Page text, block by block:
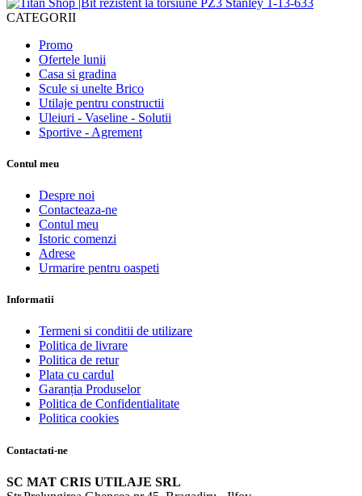
CATEGORII
Promo
Ofertele lunii
Casa si gradina
Scule si unelte Brico
Utilaje pentru constructii
Uleiuri - Vaseline - Solutii
Sportive - Agrement
Contul meu
Despre noi
Contacteaza-ne
Contul meu
Istoric comenzi
Adrese
Urmarire pentru oaspeti
Informatii
Termeni si conditii de utilizare
Politica de livrare
Politica de retur
Plata cu cardul
Garanția Produselor
Politica de Confidentialitate
Politica cookies
Contactati-ne
SC MAT CRIS UTILAJE SRL